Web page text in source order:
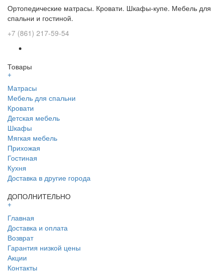
Ортопедические матрасы. Кровати. Шкафы-купе. Мебель для
спальни и гостиной.
+7 (861) 217-59-54
Товары
+
Матрасы
Мебель для спальни
Кровати
Детская мебель
Шкафы
Мягкая мебель
Прихожая
Гостиная
Кухня
Доставка в другие города
ДОПОЛНИТЕЛЬНО
+
Главная
Доставка и оплата
Возврат
Гарантия низкой цены
Акции
Контакты